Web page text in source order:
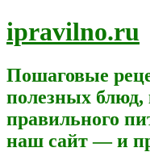
ipravilno.ru
Пошаговые
полезных
правильного
наш сайт — и